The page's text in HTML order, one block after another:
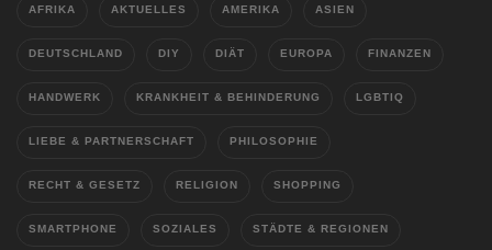
AFRIKA AKTUELLES AMERIKA ASIEN
DEUTSCHLAND DIY DIÄT EUROPA FINANZEN
HANDWERK KRANKHEIT & BEHINDERUNG LGBTIQ
LIEBE & PARTNERSCHAFT PHILOSOPHIE
RECHT & GESETZ RELIGION SHOPPING
SMARTPHONE SOZIALES STÄDTE & REGIONEN